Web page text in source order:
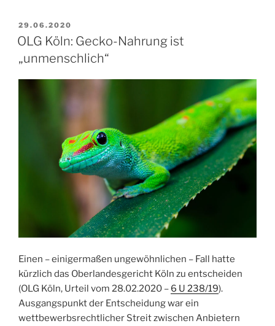
Abmahnmissbrauch
–
geht
anders“
VERÖFFENTLICHT
AM
29.06.2020
OLG Köln: Gecko-Nahrung ist
„unmenschlich“
Einen – einigermaßen ungewöhnlichen – Fall hatte
kürzlich das Oberlandesgericht Köln zu entscheiden
(OLG Köln, Urteil vom 28.02.2020 – 6 U 238/19).
Ausgangspunkt der Entscheidung war ein
wettbewerbsrechtlicher Streit zwischen Anbietern